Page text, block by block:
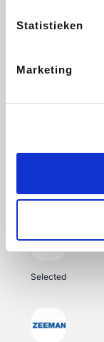
Statistieken
Marketing
CheapTickets.be
Samsung
Selected